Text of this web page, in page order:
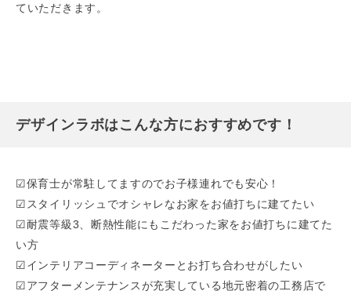
ていただきます。
デザインラボはこんな方におすすめです！
☑保育士が常駐してますのでお子様連れでも安心！
☑スタイリッシュでオシャレなお家をお値打ちに建てたい
☑耐震等級3、断熱性能にもこだわった家をお値打ちに建てた
い方
☑インテリアコーディネーターとお打ち合わせがしたい
☑アフターメンテナンスが充実している地元密着の工務店で